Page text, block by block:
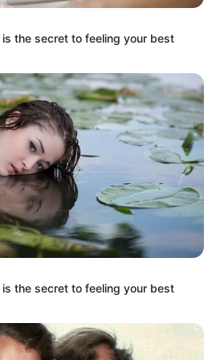
suministrada por vecinos
the secret to feeling your best
the secret to feeling your best